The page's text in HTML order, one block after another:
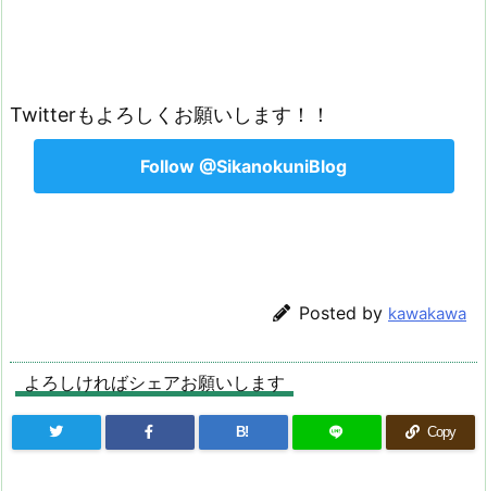
Twitterもよろしくお願いします！！
Follow @SikanokuniBlog
Posted by kawakawa
よろしければシェアお願いします
B! Copy